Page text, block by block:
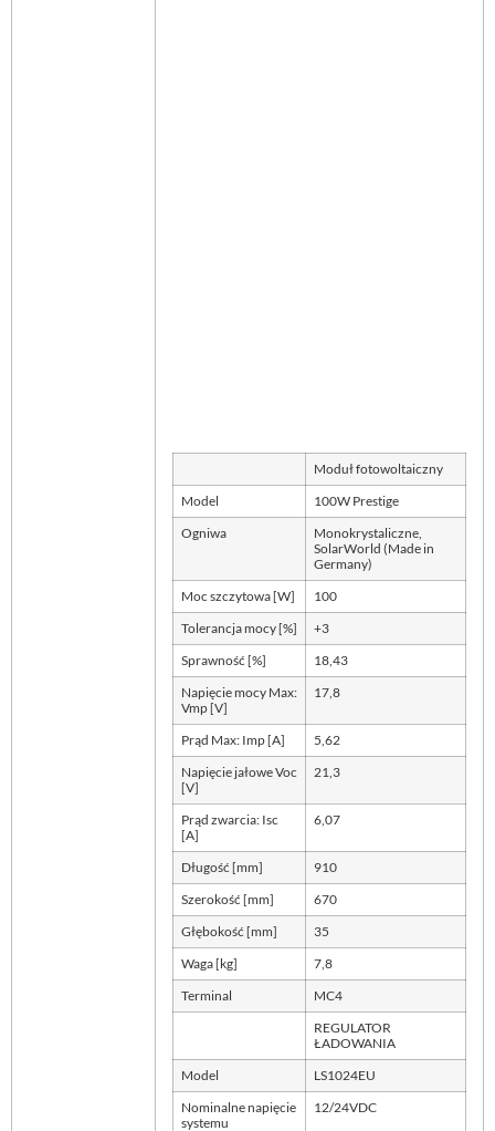
Moduł fotowoltaiczny
Model 100W Prestige
Ogniwa
Monokrystaliczne,
SolarWorld (Made in
Germany)
Moc szczytowa [W] 100
Tolerancja mocy [%] +3
Sprawność [%] 18,43
Napięcie mocy Max:
Vmp [V]
17,8
Prąd Max: Imp [A] 5,62
Napięcie jałowe Voc
[V]
21,3
Prąd zwarcia: Isc
[A]
6,07
Długość [mm] 910
Szerokość [mm] 670
Głębokość [mm] 35
Waga [kg] 7,8
Terminal MC4
REGULATOR
ŁADOWANIA
Model LS1024EU
Nominalne napięcie
systemu
12/24VDC